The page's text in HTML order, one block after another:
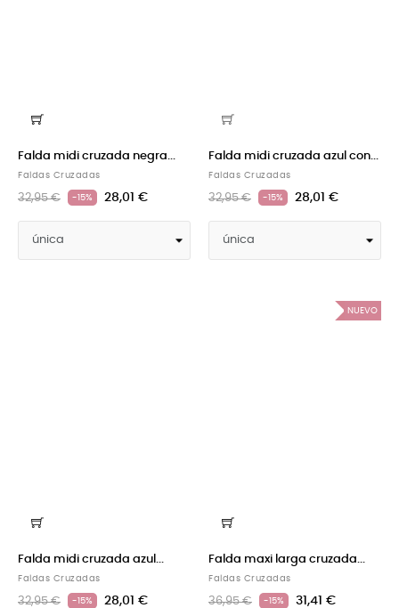
Falda midi cruzada negra...
Faldas Cruzadas
32,95 € -15% 28,01 €
Falda midi cruzada azul con...
Faldas Cruzadas
32,95 € -15% 28,01 €
Falda midi cruzada azul...
Faldas Cruzadas
32,95 € -15% 28,01 €
NUEVO
Falda maxi larga cruzada...
Faldas Cruzadas
36,95 € -15% 31,41 €